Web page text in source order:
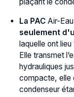
La PAC Air-Eau
seulement
laquelle ont
Elle transmet
hydrauliques
compacte, elle
condenseur